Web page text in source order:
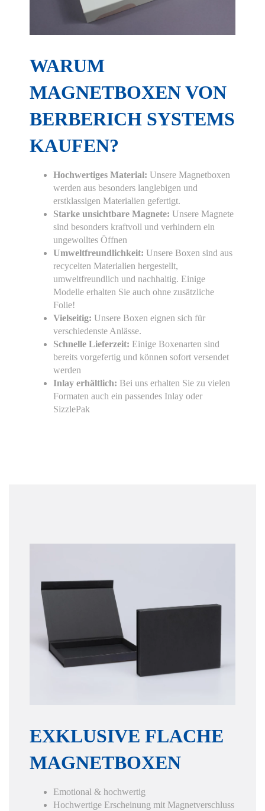
WARUM
MAGNETBOXEN VON
BERBERICH SYSTEMS
KAUFEN?
Hochwertiges Material: Unsere Magnetboxen
werden aus besonders langlebigen und
erstklassigen Materialien gefertigt.
Starke unsichtbare Magnete: Unsere Magnete
sind besonders kraftvoll und verhindern ein
ungewolltes Öffnen
Umweltfreundlichkeit: Unsere Boxen sind aus
recycelten Materialien hergestellt,
umweltfreundlich und nachhaltig. Einige
Modelle erhalten Sie auch ohne zusätzliche
Folie!
Vielseitig: Unsere Boxen eignen sich für
verschiedenste Anlässe.
Schnelle Lieferzeit: Einige Boxenarten sind
bereits vorgefertig und können sofort versendet
werden
Inlay erhältlich: Bei uns erhalten Sie zu vielen
Formaten auch ein passendes Inlay oder
SizzlePak
EXKLUSIVE FLACHE
MAGNETBOXEN
Emotional & hochwertig
Hochwertige Erscheinung mit Magnetverschluss